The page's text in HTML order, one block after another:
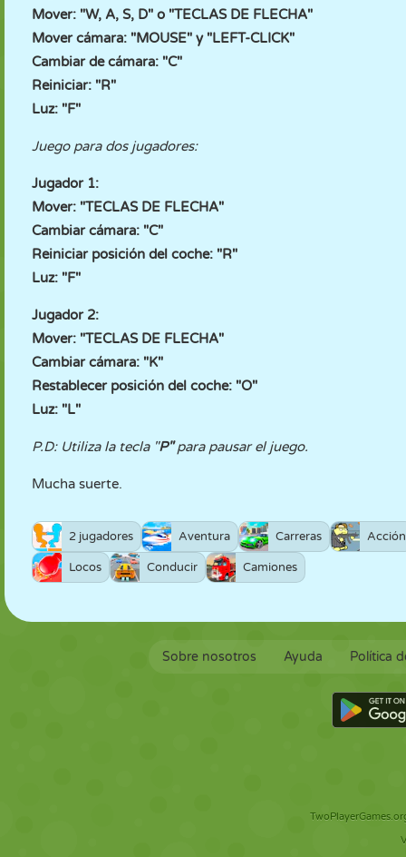
Mover: "W, A, S, D" o "TECLAS DE FLECHA"
Mover cámara: "MOUSE" y "LEFT-CLICK"
Cambiar de cámara: "C"
Reiniciar: "R"
Luz: "F"
Juego para dos jugadores:
Jugador 1:
Mover: "TECLAS DE FLECHA"
Cambiar cámara: "C"
Reiniciar posición del coche: "R"
Luz: "F"
Jugador 2:
Mover: "TECLAS DE FLECHA"
Cambiar cámara: "K"
Restablecer posición del coche: "O"
Luz: "L"
P.D: Utiliza la tecla "P"para pausar el juego.
Mucha suerte.
2 jugadores Aventura Carreras Acción
Locos Conducir Camiones
Sobre nosotros Ayuda Política